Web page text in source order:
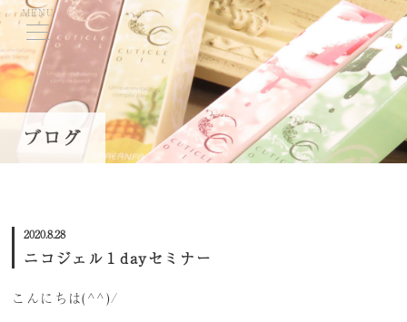
ブログ
MENU
TOP
当学院について
学費・募集要項
2020.8.28
ニコジェル１dayセミナー
こんにちは(^^)/